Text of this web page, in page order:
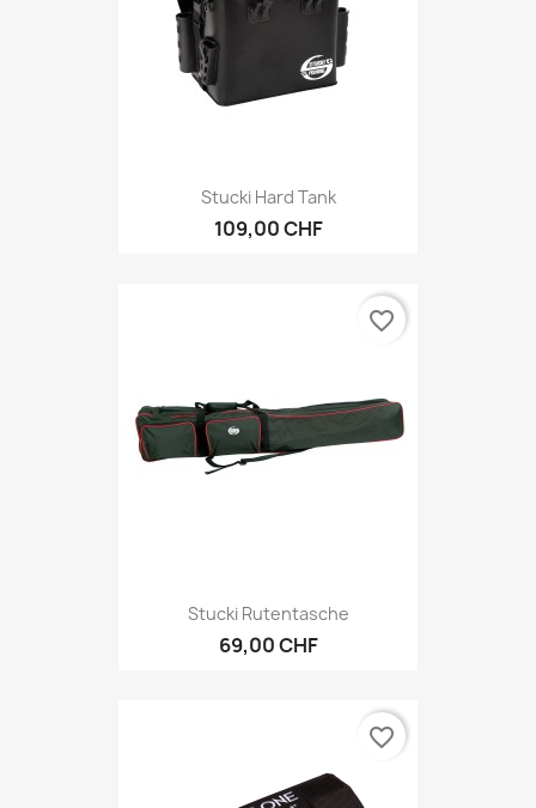
Stucki Hard Tank
109,00 CHF
Stucki Rutentasche
69,00 CHF
favorite_border
favorite_border